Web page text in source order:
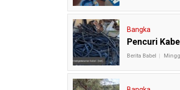
Bangka
Pencuri
Berita Babel